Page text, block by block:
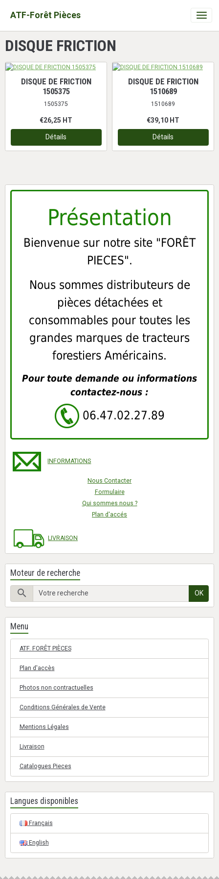
ATF-Forêt Pièces
DISQUE FRICTION
DISQUE DE FRICTION
1505375
1505375
€26,25 HT
Détails
DISQUE DE FRICTION
1510689
1510689
€39,10 HT
Détails
Présentation
Bienvenue sur notre site "FORÊT
PIECES".
Nous sommes distributeurs de
pièces détachées et
consommables pour toutes les
grandes marques de tracteurs
forestiers Américains.
Pour toute demande ou informations
contactez-nous :
06.47.02.27.89
INFORMATIONS
Nous Contacter
Formulaire
Qui sommes nous ?
Plan d'accés
LIVRAISON
Moteur de recherche
OK
Menu
ATF. FORÊT PIÈCES
Plan d'accès
Photos non contractuelles
Conditions Générales de Vente
Mentions Légales
Livraison
Catalogues Pieces
Langues disponibles
Français
English